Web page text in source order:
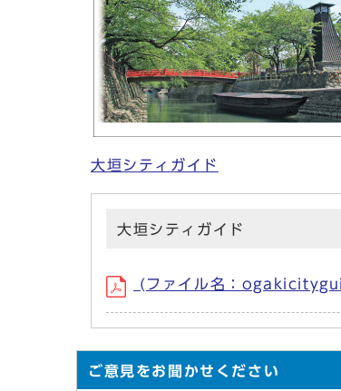
大垣シティガイド
大垣シティガイド
(ファイル名：
ご意見をお聞かせください